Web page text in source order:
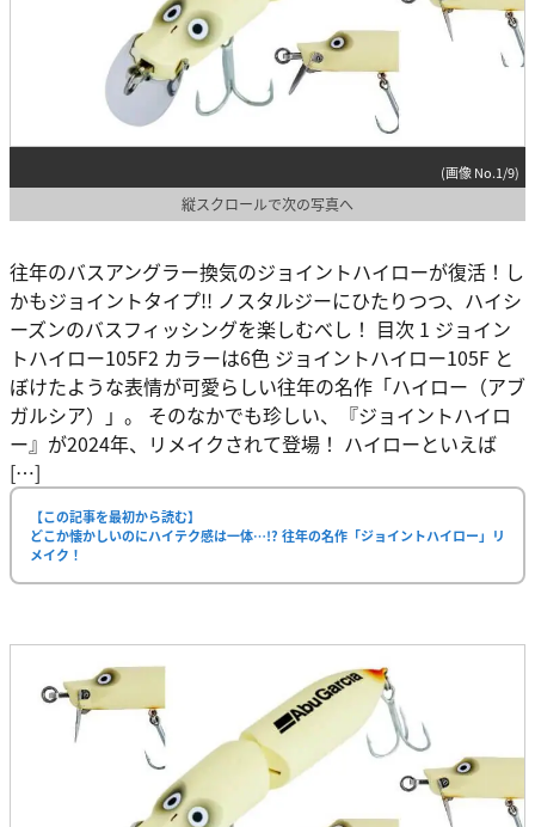
(画像 No.1/9)
縦スクロールで次の写真へ
往年のバスアングラー換気のジョイントハイローが復活！し
かもジョイントタイプ!! ノスタルジーにひたりつつ、ハイシ
ーズンのバスフィッシングを楽しむべし！ 目次 1 ジョイン
トハイロー105F2 カラーは6色 ジョイントハイロー105F と
ぼけたような表情が可愛らしい往年の名作「ハイロー（アブ
ガルシア）」。 そのなかでも珍しい、『ジョイントハイロ
ー』が2024年、リメイクされて登場！ ハイローといえば
[…]
【この記事を最初から読む】
どこか懐かしいのにハイテク感は一体…!? 往年の名作「ジョイントハイロー」リ
メイク！